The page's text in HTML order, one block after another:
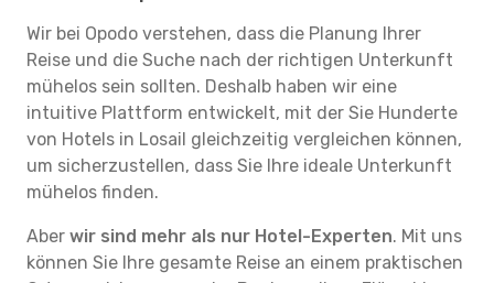
Wir bei Opodo verstehen, dass die Planung Ihrer
Reise und die Suche nach der richtigen Unterkunft
mühelos sein sollten. Deshalb haben wir eine
intuitive Plattform entwickelt, mit der Sie Hunderte
von Hotels in Losail gleichzeitig vergleichen können,
um sicherzustellen, dass Sie Ihre ideale Unterkunft
mühelos finden.
Aber wir sind mehr als nur Hotel-Experten. Mit uns
können Sie Ihre gesamte Reise an einem praktischen